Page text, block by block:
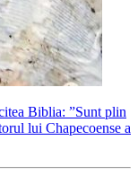
Biblia: ”Sunt plin
lui Chapecoense a